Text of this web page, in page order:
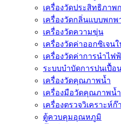
เครื่องวัดประสิทธิภาพ
เครื่องวัดกลิ่นแบบพกพ
เครื่องวัดความขุ่น
เครื่องวัดค่าออกซิเจน
เครื่องวัดค่าการนำไฟ
ระบบบำบัดการปนเปื้อ
เครื่องวัดคุณภาพน้ำ
เครื่องมือวัดคุณภาพน้ำ
เครื่องตรวจวิเคราะห์ก๊
ตู้ควบคุมอุณหภูมิ